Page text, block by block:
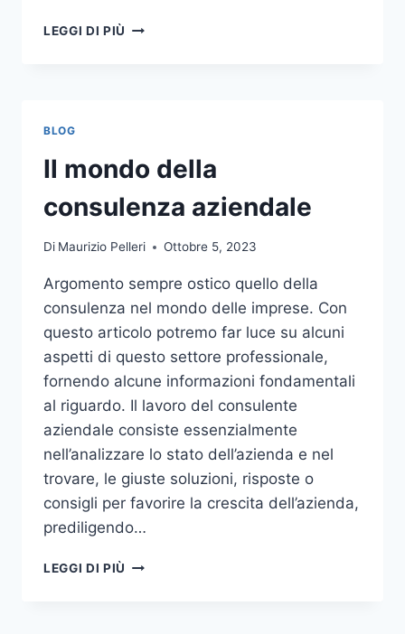
LEGGI DI PIÙ ETAGERE
PER
L’ARREDO
GIARDINO
BLOG
Il mondo della
consulenza aziendale
Di Maurizio Pelleri Ottobre 5, 2023
Argomento sempre ostico quello della
consulenza nel mondo delle imprese. Con
questo articolo potremo far luce su alcuni
aspetti di questo settore professionale,
fornendo alcune informazioni fondamentali
al riguardo. Il lavoro del consulente
aziendale consiste essenzialmente
nell’analizzare lo stato dell’azienda e nel
trovare, le giuste soluzioni, risposte o
consigli per favorire la crescita dell’azienda,
prediligendo…
LEGGI DI PIÙ IL